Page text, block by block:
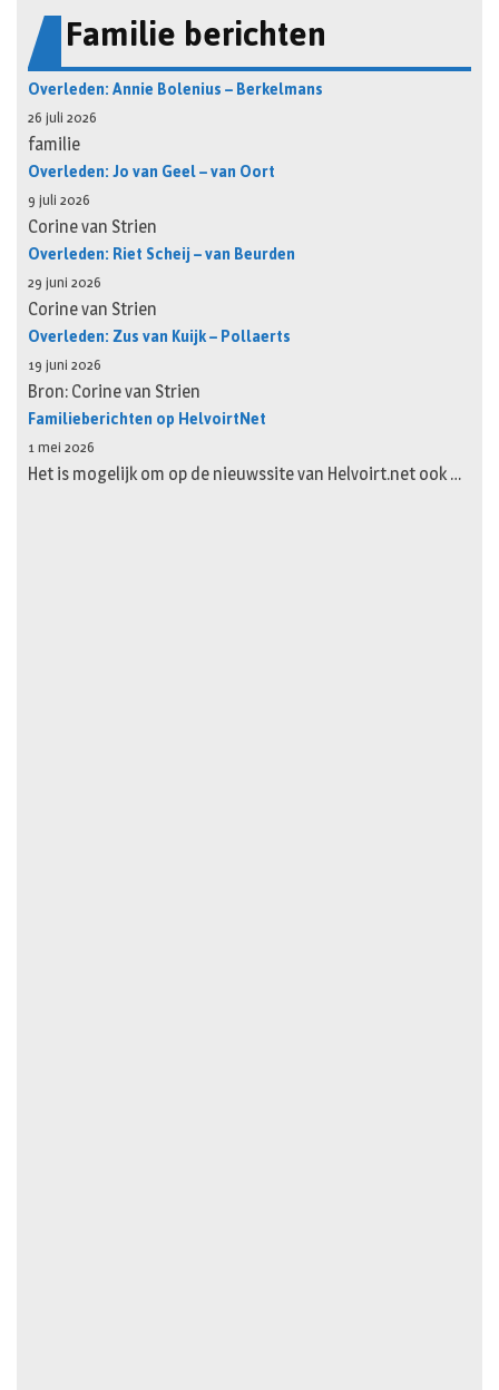
Familie berichten
Overleden: Annie Bolenius – Berkelmans
26 juli 2026
familie
Overleden: Jo van Geel – van Oort
9 juli 2026
Corine van Strien
Overleden: Riet Scheij – van Beurden
29 juni 2026
Corine van Strien
Overleden: Zus van Kuijk – Pollaerts
19 juni 2026
Bron: Corine van Strien
Familieberichten op HelvoirtNet
1 mei 2026
Het is mogelijk om op de nieuwssite van Helvoirt.net ook …